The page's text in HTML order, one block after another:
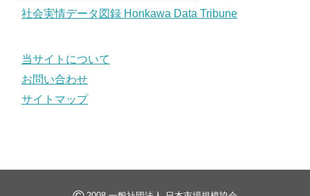
社会実情データ図録 Honkawa Data Tribune
当サイトについて
お問い合わせ
サイトマップ